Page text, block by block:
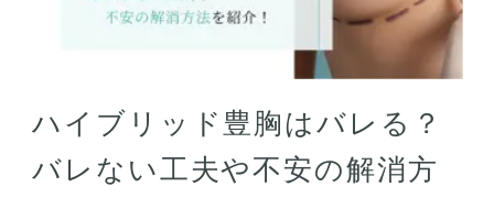
ハイブリッド豊胸はバレる？
バレない工夫や不安の解消方